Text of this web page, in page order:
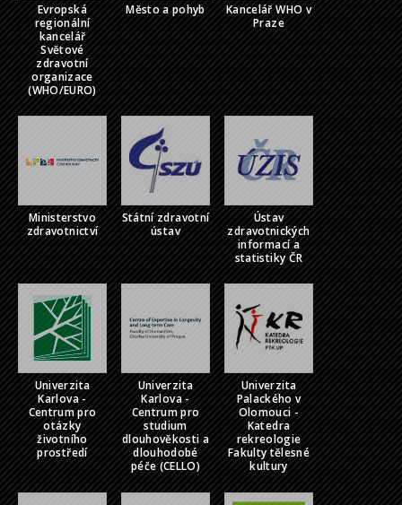
Evropská
regionální
kancelář
Světové
zdravotní
organizace
(WHO/EURO)
Město a pohyb
Kancelář WHO v
Praze
Ministerstvo
zdravotnictví
Státní zdravotní
ústav
Ústav
zdravotnických
informací a
statistiky ČR
Univerzita
Karlova -
Centrum pro
otázky
životního
prostředí
Univerzita
Karlova -
Centrum pro
studium
dlouhověkosti a
dlouhodobé
péče (CELLO)
Univerzita
Palackého v
Olomouci -
Katedra
rekreologie
Fakulty tělesné
kultury